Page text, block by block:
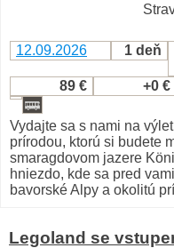
12.09.2026 1 deň
89 €
+0 €
Vydajte sa s nami na
prírodou, ktorú si budete
smaragdovom jazere
hniezdo, kde sa pred
bavorské Alpy a okolitú
Legoland se